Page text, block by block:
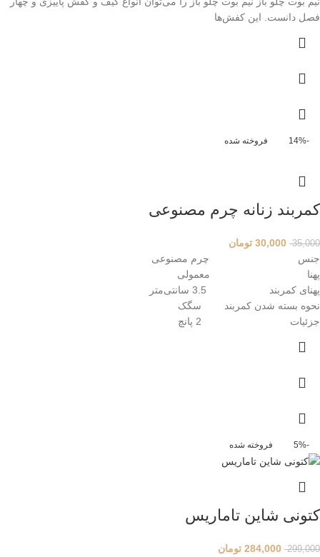
فصل دانست. این کفش‌ها
-14% فروخته شده
کمربند زنانه چرم مصنوعی
35,000
30,000 تومان
جنس چرم مصنوعی
پهنا معمولی
پهنای کمربند 3.5 سانتی‌متر
نحوه بسته شدن کمربند سگک
جزئیات 2 پانچ
-5% فروخته شده
کتونی شاین تاماریس
299,000
284,000 تومان